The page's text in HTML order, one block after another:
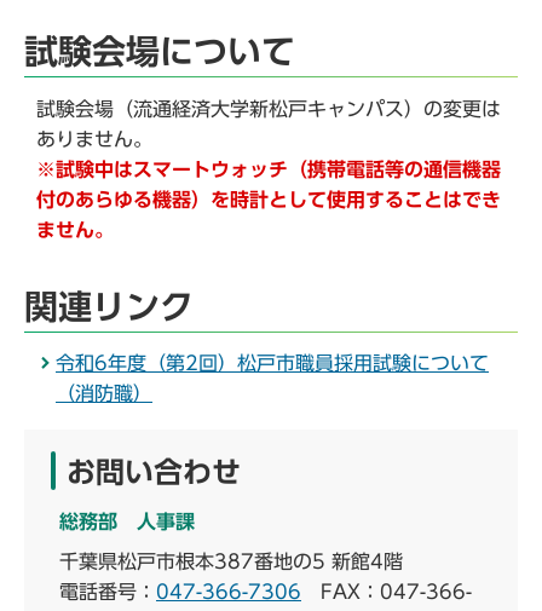
試験会場について
試験会場（流通経済大学新松戸キャンパス）の変更は
ありません。
※試験中はスマートウォッチ（携帯電話等の通信機器
付のあらゆる機器）を時計として使用することはでき
ません。
関連リンク
令和6年度（第2回）松戸市職員採用試験について
（消防職）
お問い合わせ
総務部 人事課
千葉県松戸市根本387番地の5 新館4階
電話番号： 047-366-7306 FAX：047-366-